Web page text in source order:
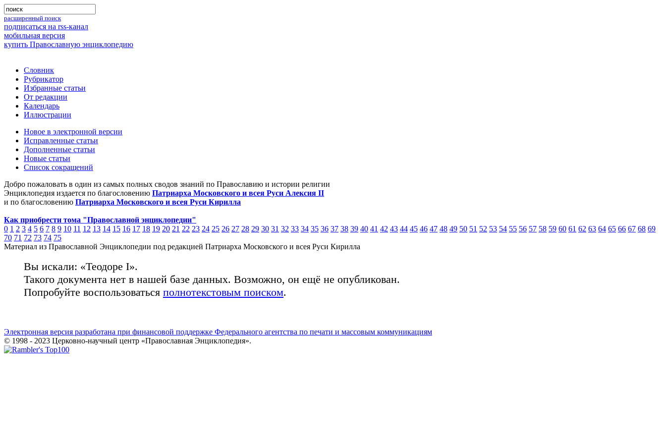
расширенный поиск
подписаться на rss-канал
мобильная версия
купить Православную энциклопедию
Словник
Рубрикатор
Избранные статьи
От редакции
Календарь
Иллюстрации
Новое в электронной версии
Исправленные статьи
Дополненные статьи
Новые статьи
Список сокращений
Добро пожаловать в один из самых полных сводов знаний по Православию и истории религии
Энциклопедия издается по благословению Патриарха Московского и всея Руси Алексия II
и по благословению Патриарха Московского и всея Руси Кирилла
Как приобрести тома "Православной энциклопедии"
0 1 2 3 4 5 6 7 8 9 10 11 12 13 14 15 16 17 18 19 20 21 22 23 24 25 26 27 28 29 30 31 32 33 34 35 36 37 38 39 40 41 42 43 44 45 46 47 48 49 50 51 52 53 54 55 56 57 58 59 60 61 62 63 64 65 66 67 68 69
70 71 72 73 74 75
Материал из Православной Энциклопедии под редакцией Патриарха Московского и всея Руси Кирилла
Вы искали: «Теодоре I».
Такого документа нет в нашей базе данных. Возможно, он ещё не опубликован.
Попробуйте воспользоваться полнотекстовым поиском.
Электронная версия разработана при финансовой поддержке Федерального агентства по печати и массовым коммуникациям
© 1998 - 2023 Церковно-научный центр «Православная Энциклопедия».